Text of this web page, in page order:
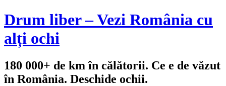
Drum liber – Vezi România cu
alți ochi
180 000+ de km în călătorii. Ce e de văzut
în România. Deschide ochii.